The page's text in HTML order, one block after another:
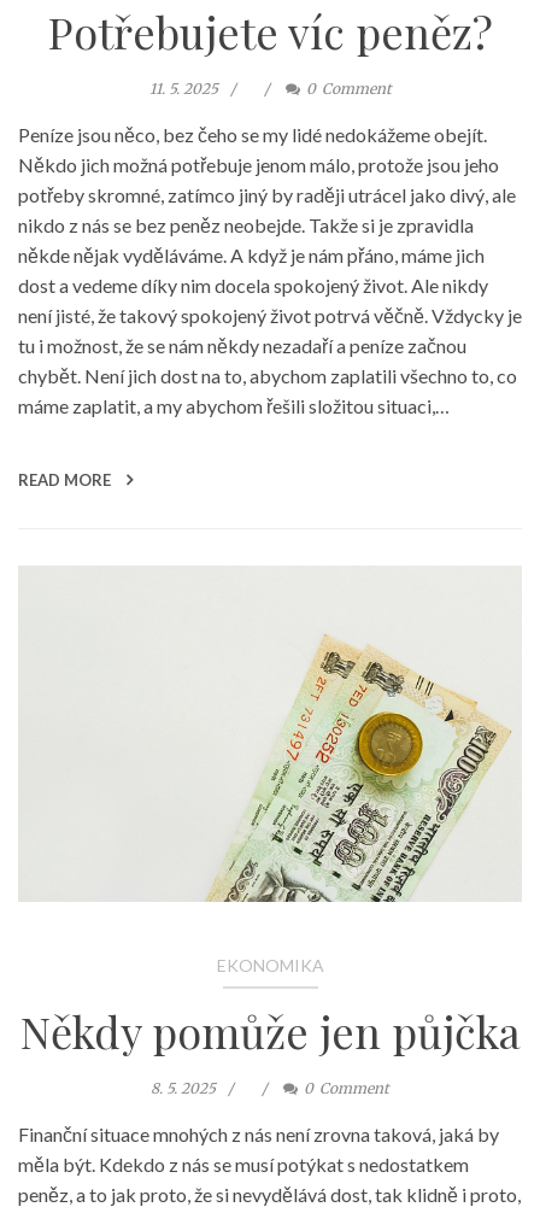
Potřebujete víc peněz?
11. 5. 2025 0 Comment
Peníze jsou něco, bez čeho se my lidé nedokážeme obejít.
Někdo jich možná potřebuje jenom málo, protože jsou jeho
potřeby skromné, zatímco jiný by raději utrácel jako divý, ale
nikdo z nás se bez peněz neobejde. Takže si je zpravidla
někde nějak vyděláváme. A když je nám přáno, máme jich
dost a vedeme díky nim docela spokojený život. Ale nikdy
není jisté, že takový spokojený život potrvá věčně. Vždycky je
tu i možnost, že se nám někdy nezadaří a peníze začnou
chybět. Není jich dost na to, abychom zaplatili všechno to, co
máme zaplatit, a my abychom řešili složitou situaci,…
READ MORE
EKONOMIKA
Někdy pomůže jen půjčka
8. 5. 2025 0 Comment
Finanční situace mnohých z nás není zrovna taková, jaká by
měla být. Kdekdo z nás se musí potýkat s nedostatkem
peněz, a to jak proto, že si nevydělává dost, tak klidně i proto,